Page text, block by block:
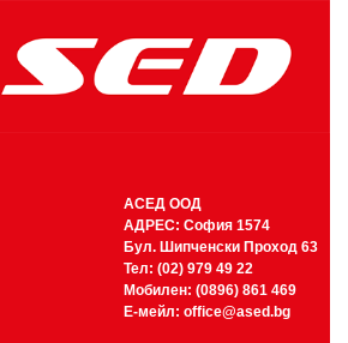
АСЕД ООД
АДРЕС: София 1574
Бул. Шипченски Проход 63
Тел: (02) 979 49 22
Мобилен: (0896) 861 469
Е-мейл: office@ased.bg